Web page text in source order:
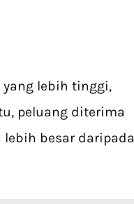
lebih tinggi,
peluang diterima
lebih besar daripada